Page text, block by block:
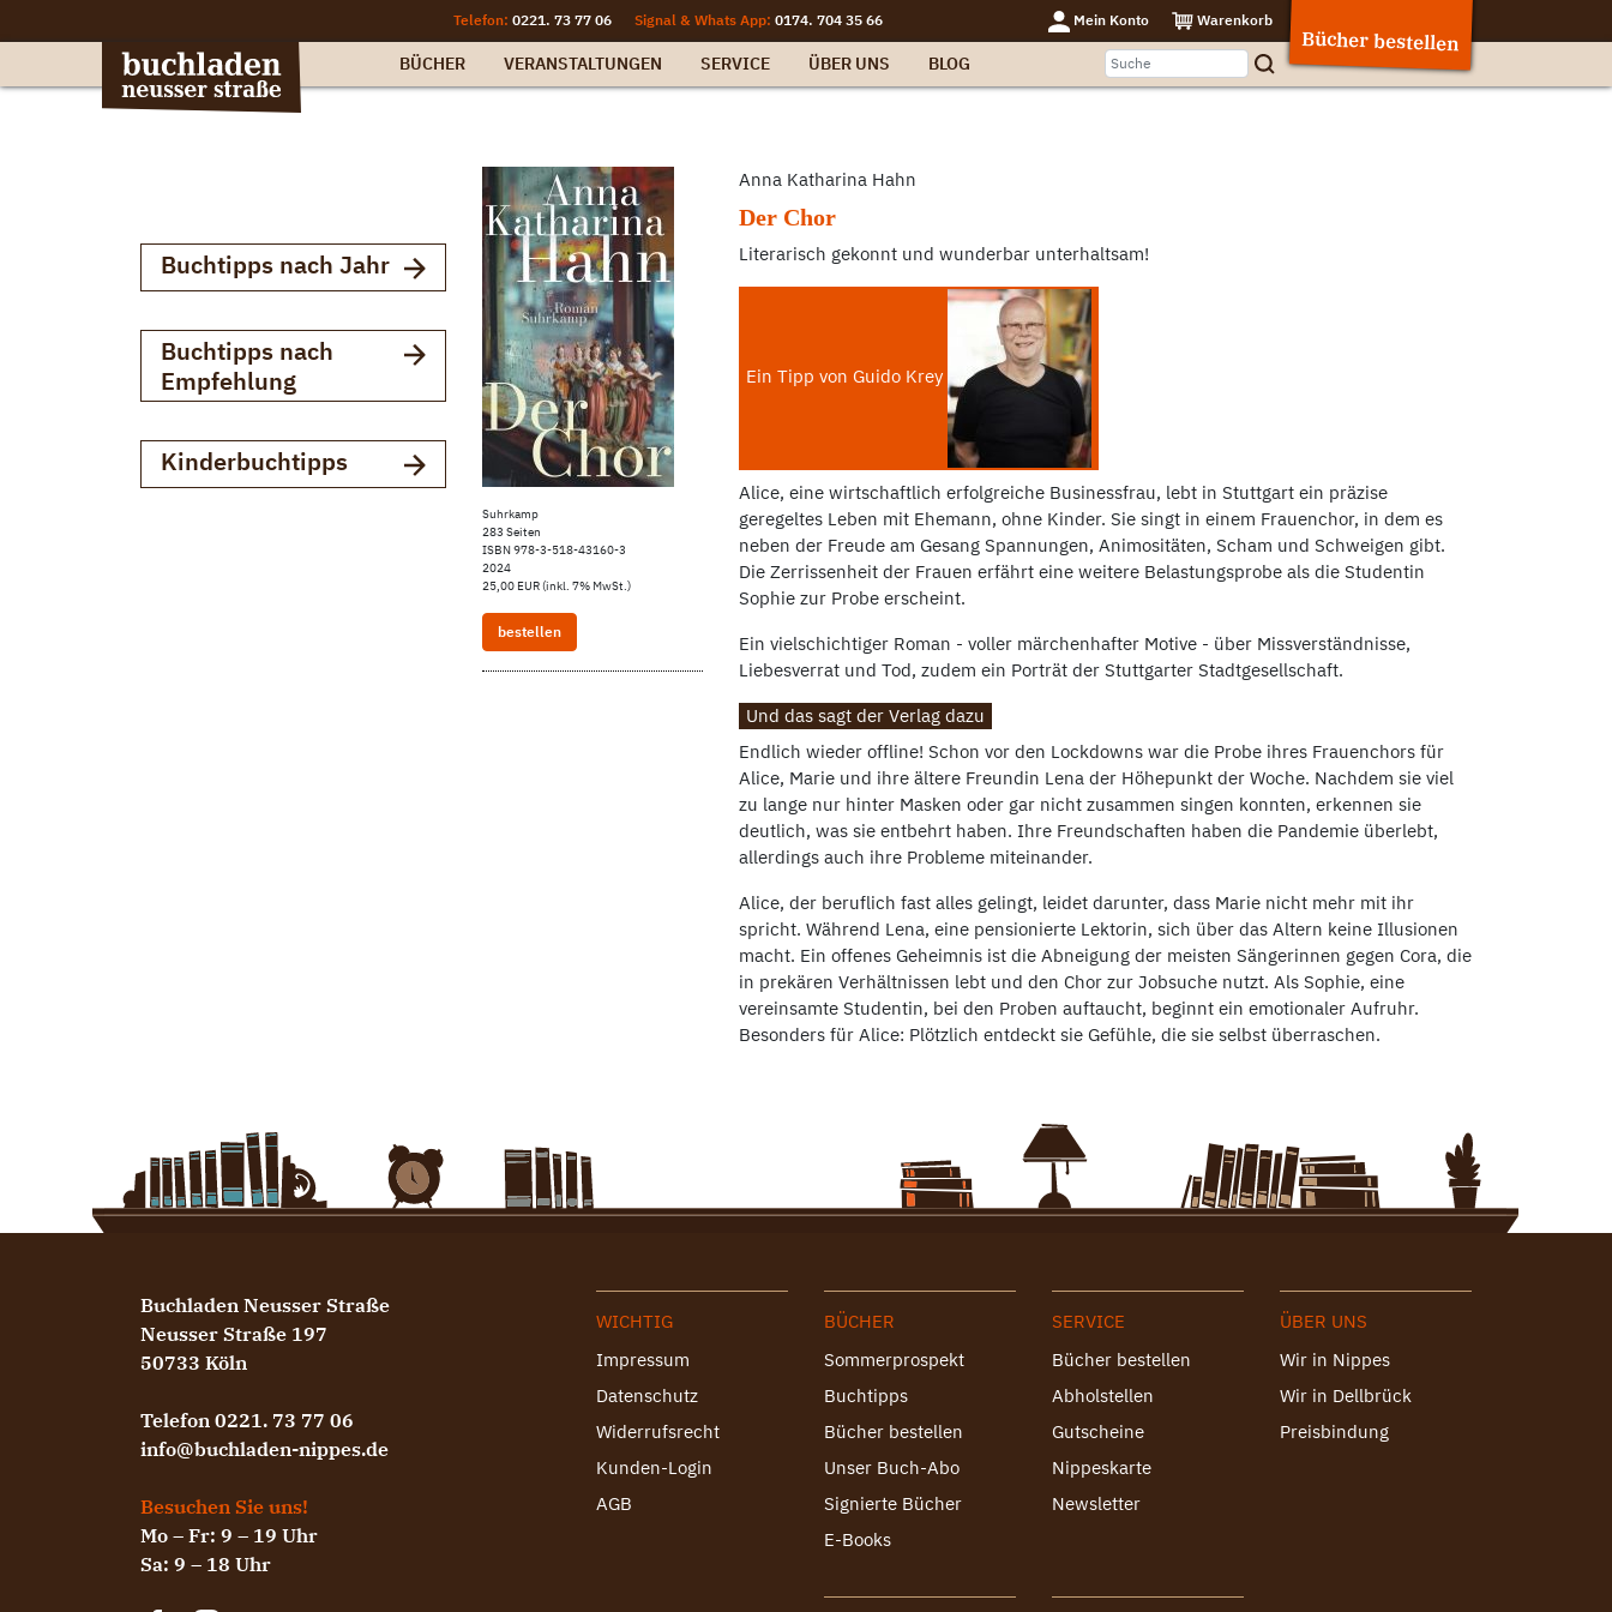
Telefon: 0221. 73 77 06 Signal & Whats App: 0174. 704 35 66 Mein Konto Warenkorb
Bücher bestellen
BÜCHER VERANSTALTUNGEN SERVICE ÜBER UNS BLOG
Buchtipps nach Jahr
Buchtipps nach
Empfehlung
Kinderbuchtipps
Suhrkamp
283 Seiten
ISBN 978-3-518-43160-3
2024
25,00 EUR (inkl. 7% MwSt.)
bestellen
Anna Katharina Hahn
Der Chor
Literarisch gekonnt und wunderbar unterhaltsam!
Ein Tipp von Guido Krey
Alice, eine wirtschaftlich erfolgreiche Businessfrau, lebt in Stuttgart ein präzise
geregeltes Leben mit Ehemann, ohne Kinder. Sie singt in einem Frauenchor, in dem es
neben der Freude am Gesang Spannungen, Animositäten, Scham und Schweigen gibt.
Die Zerrissenheit der Frauen erfährt eine weitere Belastungsprobe als die Studentin
Sophie zur Probe erscheint.
Ein vielschichtiger Roman - voller märchenhafter Motive - über Missverständnisse,
Liebesverrat und Tod, zudem ein Porträt der Stuttgarter Stadtgesellschaft.
Und das sagt der Verlag dazu
Endlich wieder offline! Schon vor den Lockdowns war die Probe ihres Frauenchors für
Alice, Marie und ihre ältere Freundin Lena der Höhepunkt der Woche. Nachdem sie viel
zu lange nur hinter Masken oder gar nicht zusammen singen konnten, erkennen sie
deutlich, was sie entbehrt haben. Ihre Freundschaften haben die Pandemie überlebt,
allerdings auch ihre Probleme miteinander.
Alice, der beruflich fast alles gelingt, leidet darunter, dass Marie nicht mehr mit ihr
spricht. Während Lena, eine pensionierte Lektorin, sich über das Altern keine Illusionen
macht. Ein offenes Geheimnis ist die Abneigung der meisten Sängerinnen gegen Cora, die
in prekären Verhältnissen lebt und den Chor zur Jobsuche nutzt. Als Sophie, eine
vereinsamte Studentin, bei den Proben auftaucht, beginnt ein emotionaler Aufruhr.
Besonders für Alice: Plötzlich entdeckt sie Gefühle, die sie selbst überraschen.
Buchladen Neusser Straße
Neusser Straße 197
50733 Köln
Telefon 0221. 73 77 06
info@buchladen-nippes.de
Besuchen Sie uns!
Mo – Fr: 9 – 19 Uhr
Sa: 9 – 18 Uhr
WICHTIG
Impressum
Datenschutz
Widerrufsrecht
Kunden-Login
AGB
BÜCHER
Sommerprospekt
Buchtipps
Bücher bestellen
Unser Buch-Abo
Signierte Bücher
E-Books
SERVICE
Bücher bestellen
Abholstellen
Gutscheine
Nippeskarte
Newsletter
ÜBER UNS
Wir in Nippes
Wir in Dellbrück
Preisbindung